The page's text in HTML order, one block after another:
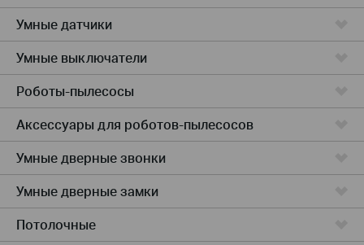
Умные датчики
Умные выключатели
Роботы-пылесосы
Аксессуары для роботов-пылесосов
Умные дверные звонки
Умные дверные замки
Потолочные